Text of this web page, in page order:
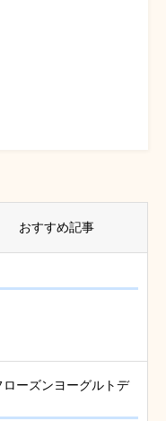
おすすめ記事
ーズンヨーグルトデ